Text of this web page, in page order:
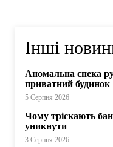
Інші
Аномальна спека
приватний будинок
5 Серпня 2026
Чому тріскають
уникнути
3 Серпня 2026